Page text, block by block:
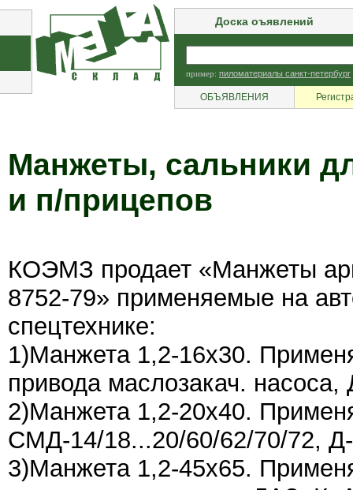
Доска оъявлений
пример: пиломатериалы санкт-петербург
ОБЪЯВЛЕНИЯ
Манжеты, сальники
и п/прицепов
КОЭМЗ продает «Манжеты
8752-79» применяемые на
спецтехнике:
1)Манжета 1,2-16х30.
привода маслозакач.
2)Манжета 1,2-20х40.
СМД-14/18...20/60/62/70/72,
3)Манжета 1,2-45х65.